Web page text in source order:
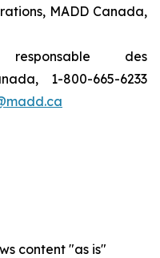
MADD Canada,
responsable des
1-800-665-6233
content "as is"